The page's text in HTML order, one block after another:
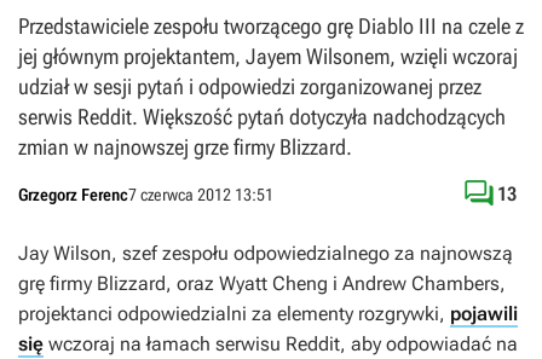
Przedstawiciele zespołu tworzącego grę Diablo III na czele z
jej głównym projektantem, Jayem Wilsonem, wzięli wczoraj
udział w sesji pytań i odpowiedzi zorganizowanej przez
serwis Reddit. Większość pytań dotyczyła nadchodzących
zmian w najnowszej grze firmy Blizzard.
Grzegorz Ferenc7 czerwca 2012 13:51  13
Jay Wilson, szef zespołu odpowiedzialnego za najnowszą
grę firmy Blizzard, oraz Wyatt Cheng i Andrew Chambers,
projektanci odpowiedzialni za elementy rozgrywki, pojawili
się wczoraj na łamach serwisu Reddit, aby odpowiadać na